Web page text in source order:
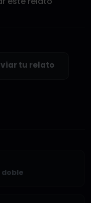
tu relato